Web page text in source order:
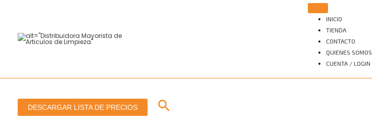
INICIO
TIENDA
CONTACTO
QUIENES SOMOS
CUENTA / LOGIN
DESCARGAR LISTA DE PRECIOS Buscar